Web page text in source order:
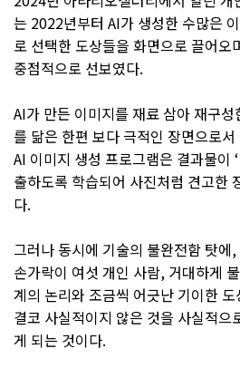
는 2022년부터 AI가 생성한 수많은
로 선택한 도상들을 화면으로 끌어오
중점적으로 선보였다.
AI가 만든 이미지를 재료 삼아 재구
를 닮은 한편 보다 극적인 장면으로
AI 이미지 생성 프로그램은 결과물이
출하도록 학습되어 사진처럼 견고한
다.
그러나 동시에 기술의 불완전함 탓에
손가락이 여섯 개인 사람, 거대하게
계의 논리와 조금씩 어긋난 기이한
결코 사실적이지 않은 것을 사실적으
게 되는 것이다.